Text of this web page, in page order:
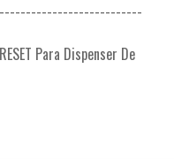
Para Dispenser De